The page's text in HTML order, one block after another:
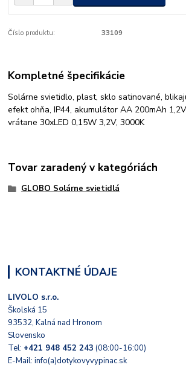
Číslo produktu: 33109
Kompletné špecifikácie
Solárne svietidlo, plast, sklo satinované,
efekt ohňa, IP44, akumulátor AA 200mAh
vrátane 30xLED 0,15W 3,2V, 3000K
Tovar zaradený v kategóriách
GLOBO Solárne svietidlá
KONTAKTNÉ ÚDAJE
LIVOLO s.r.o.
Školská 15
93532, Kalná nad Hronom
Slovensko
Tel: +421 948 452 243 (08:00-16:00)
E-Mail: info(a)dotykovyvypinac.sk